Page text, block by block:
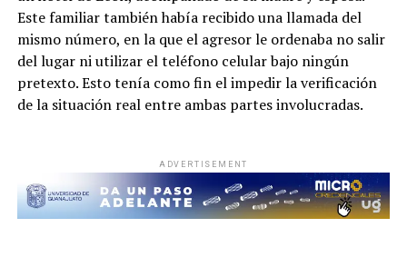
Este familiar también había recibido una llamada del
mismo número, en la que el agresor le ordenaba no salir
del lugar ni utilizar el teléfono celular bajo ningún
pretexto. Esto tenía como fin el impedir la verificación
de la situación real entre ambas partes involucradas.
ADVERTISEMENT